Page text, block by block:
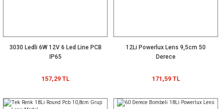
3030 Ledli 6W 12V 6 Led Line PCB
IP65
157,29 TL
12Li Powerlux Lens 9,5cm 50
Derece
171,59 TL